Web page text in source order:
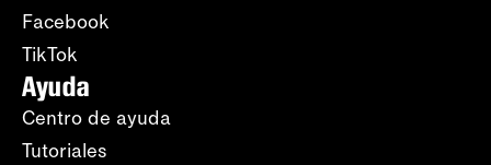
Facebook
TikTok
Ayuda
Centro de ayuda
Tutoriales